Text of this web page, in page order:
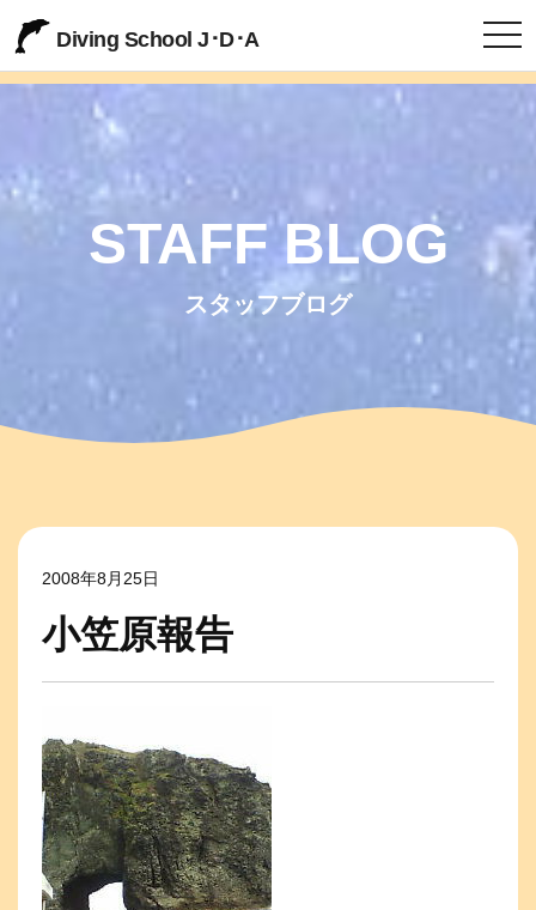
Diving School J･D･A
STAFF BLOG
スタッフブログ
2008年8月25日
小笠原報告